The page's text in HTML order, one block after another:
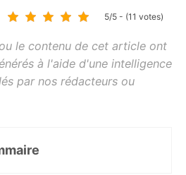
5/5 - (11 votes)